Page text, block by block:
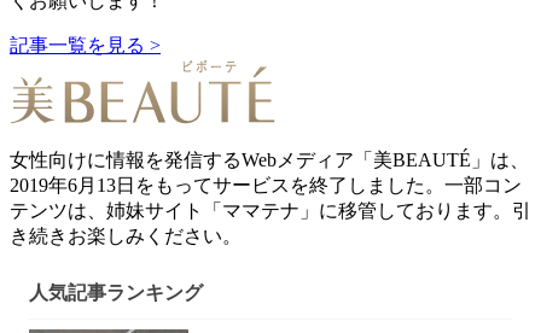
記事一覧を見る >
女性向けに情報を発信するWebメディア「美BEAUTÉ」は、
2019年6月13日をもってサービスを終了しました。一部コン
テンツは、姉妹サイト「ママテナ」に移管しております。引
き続きお楽しみください。
人気記事ランキング